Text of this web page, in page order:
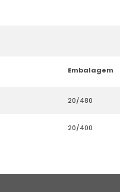
Embalagem
20/480
20/400